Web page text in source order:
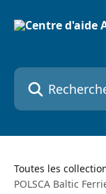
Rechercher un
Toutes les
POLSCA Baltic